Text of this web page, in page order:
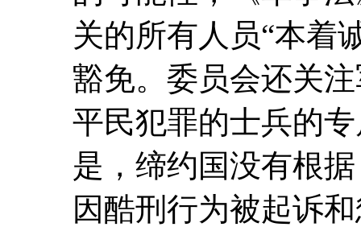
关的所有人员“本着
豁免。委员会还关
平民犯罪的士兵的
是，缔约国没有根
因酷刑行为被起诉